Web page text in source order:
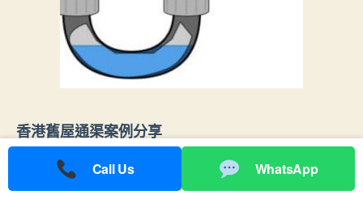
香港舊屋通渠案例分享
記得有一次接咗一個位於深水埗嘅舊唐樓通渠個
案，業主話佢屋企廚房水槽已經一個星期排唔到
水，仲有陣陣臭味飄出。我到場檢查後發現，管道
Call Us WhatsApp